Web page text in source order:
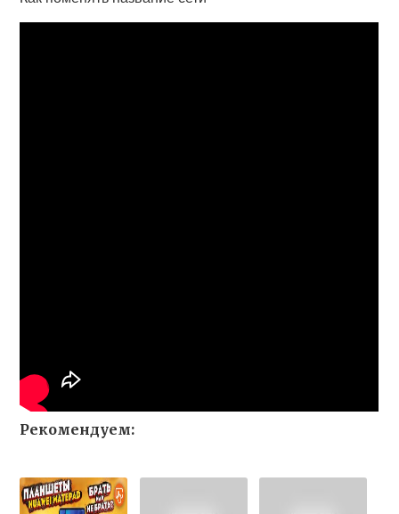
Рекомендуем: